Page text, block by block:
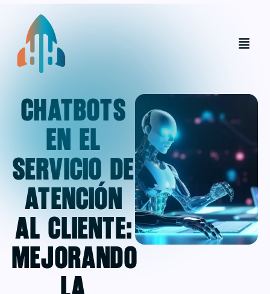
Chatbots
en el
servicio de
atención
al cliente:
Mejorando
la